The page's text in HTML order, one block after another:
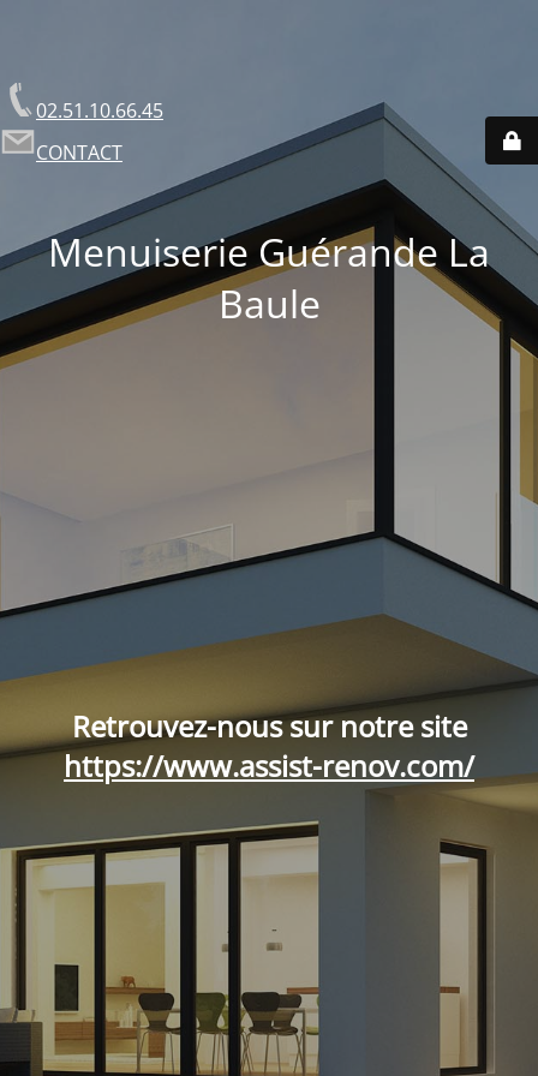
02.51.10.66.45
CONTACT
Menuiserie Guérande La
Baule
Retrouvez-nous sur notre site
https://www.assist-renov.com/